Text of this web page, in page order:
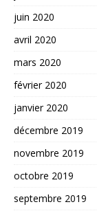
juin 2020
avril 2020
mars 2020
février 2020
janvier 2020
décembre 2019
novembre 2019
octobre 2019
septembre 2019